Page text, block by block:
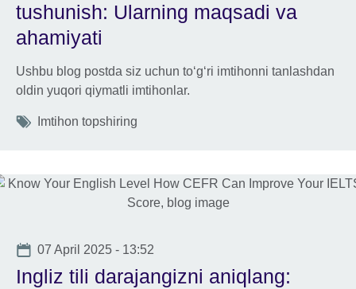
tushunish: Ularning maqsadi va
ahamiyati
Ushbu blog postda siz uchun to‘g‘ri imtihonni tanlashdan
oldin yuqori qiymatli imtihonlar.
Tags
Imtihon topshiring
Date
07 April 2025 - 13:52
Ingliz tili darajangizni aniqlang: